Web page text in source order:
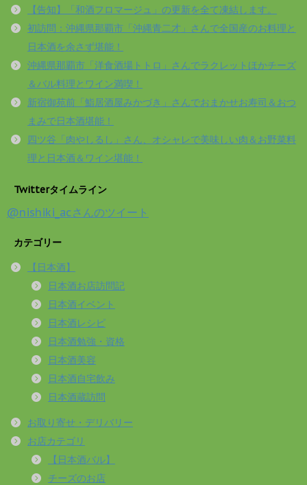
【告知】「和酒フロマージュ」の更新を全て凍結します。
初訪問：沖縄県那覇市「沖縄青二才」さんで全国産のお料理と
日本酒を余さず堪能！
沖縄県那覇市「洋食酒場トトロ」さんでラクレットほかチーズ
＆バル料理とワイン満喫！
新宿御苑前「鮨居酒屋みかづき」さんでおまかせお寿司＆おつ
まみで日本酒堪能！
四ツ谷「肉やしるし」さん、オシャレで美味しい肉＆お野菜料
理と日本酒＆ワイン堪能！
Twitterタイムライン
@nishiki_acさんのツイート
カテゴリー
【日本酒】
日本酒お店訪問記
日本酒イベント
日本酒レシピ
日本酒勉強・資格
日本酒美容
日本酒自宅飲み
日本酒蔵訪問
お取り寄せ・デリバリー
お店カテゴリ
【日本酒バル】
チーズのお店